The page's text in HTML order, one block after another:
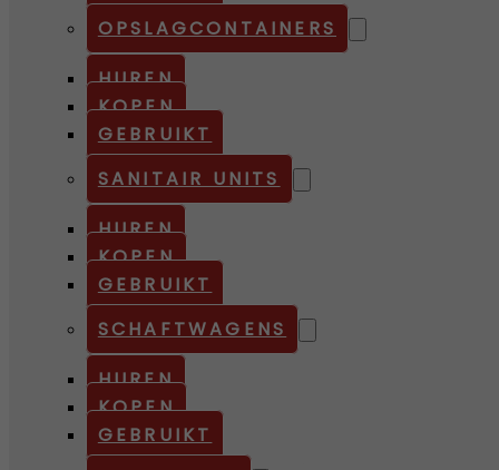
OPSLAGCONTAINERS
HUREN
KOPEN
GEBRUIKT
SANITAIR UNITS
HUREN
KOPEN
GEBRUIKT
SCHAFTWAGENS
HUREN
KOPEN
GEBRUIKT